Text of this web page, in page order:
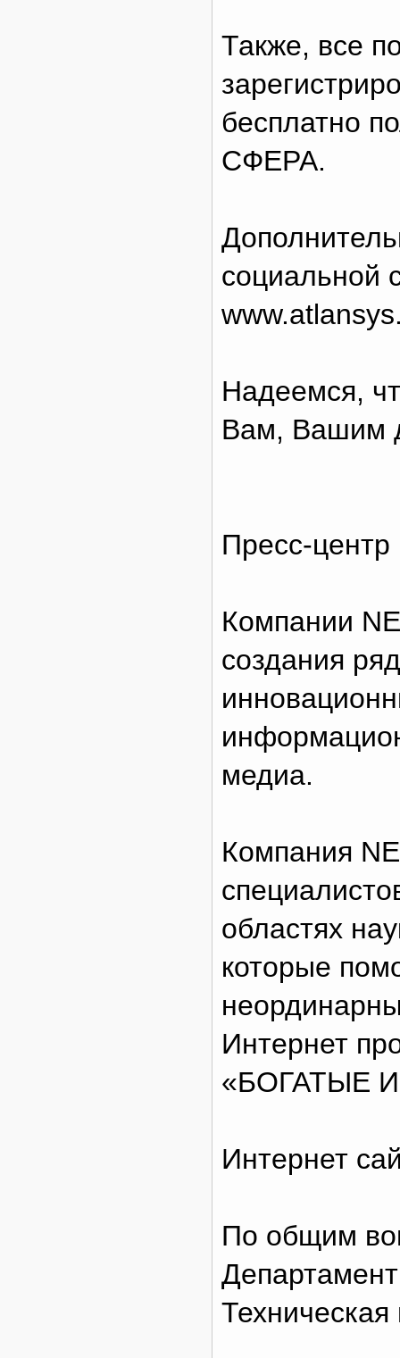
Также, все
бесплатно
СФЕРА.
социальной
Надеемся,
Вам, Вашим
Пресс-центр
Компании
создания
медиа.
Компания
областях
которые
Интернет
«БОГАТЫЕ
Интернет
По общим